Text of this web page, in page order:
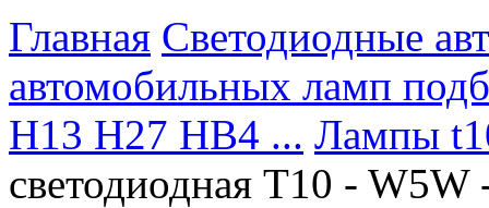
Главная Светодиодные
автомобильных ламп
H13 H27 HB4 ... Лампы
светодиодная T10 -